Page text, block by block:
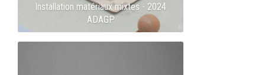
Installation matériaux mixtes - 2024
ADAGP